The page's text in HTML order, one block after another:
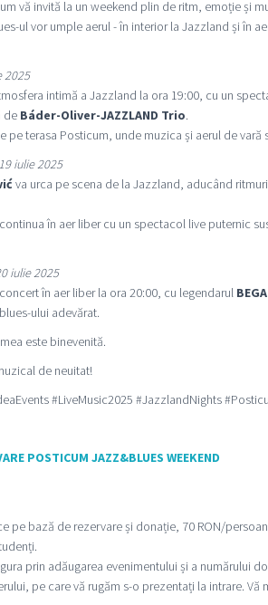
vă invită la un weekend plin de ritm, emoție și
ul vor umple aerul - în interior la Jazzland și în
2025
intimă a Jazzland la ora 19:00, cu un
de Báder-Oliver-JAZZLAND Trio.
pe terasa Posticum, unde muzica și aerul de vară
iulie 2025
va urca pe scena de la Jazzland, aducând
în aer liber cu un spectacol live puternic
iulie 2025
în aer liber la ora 20:00, cu legendarul
ului adevărat.
este binevenită.
de neuitat!
#LiveMusic2025 #JazzlandNights
POSTICUM JAZZ&BLUES WEEKEND
pe bază de rezervare și donație, 70 RON/
prin adăugarea evenimentului și a numărului
pe care vă rugăm s-o prezentați la intrare. Vă